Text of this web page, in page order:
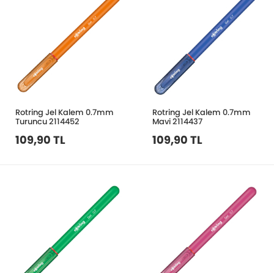
Rotring Jel Kalem 0.7mm
Turuncu 2114452
109,90 TL
Rotring Jel Kalem 0.7mm
Mavi 2114437
109,90 TL